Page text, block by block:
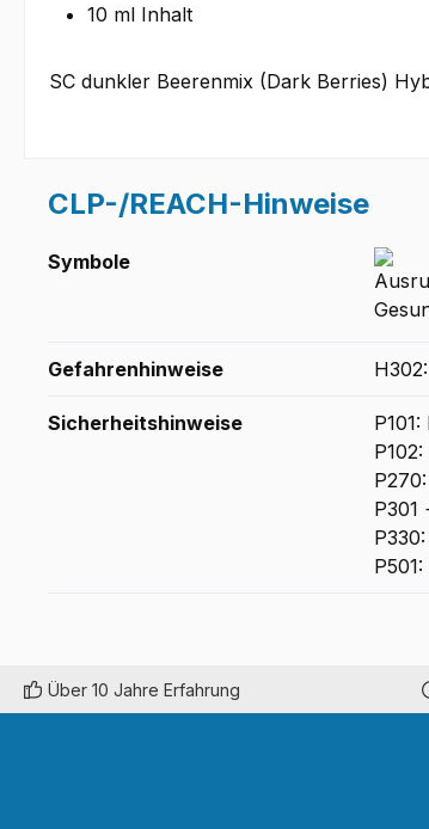
10 ml Inhalt
SC dunkler Beerenmix (Dark Berries)
CLP-/REACH-Hinweise
Symbole
Gefahrenhinweise
Sicherheitshinweise
P301
Über 10 Jahre Erfahrung